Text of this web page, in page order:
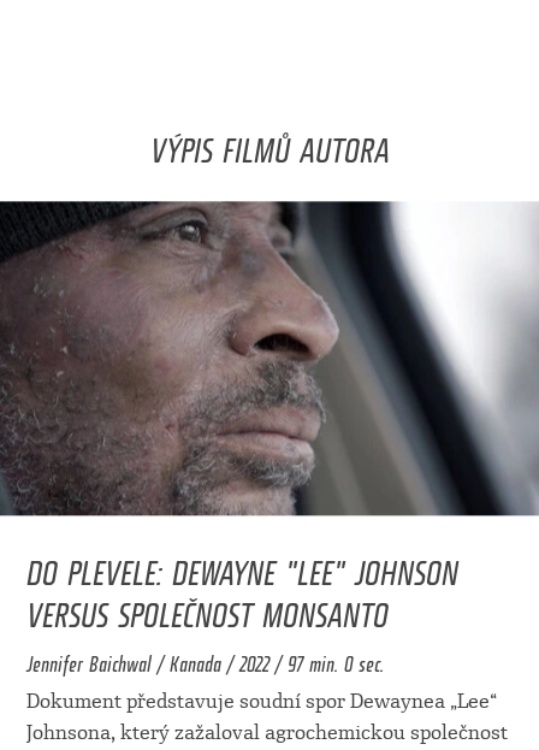
VÝPIS FILMŮ AUTORA
DO PLEVELE: DEWAYNE "LEE" JOHNSON
VERSUS SPOLEČNOST MONSANTO
Jennifer Baichwal / Kanada / 2022 / 97 min. 0 sec.
Dokument představuje soudní spor Dewaynea „Lee“
Johnsona, který zažaloval agrochemickou společnost